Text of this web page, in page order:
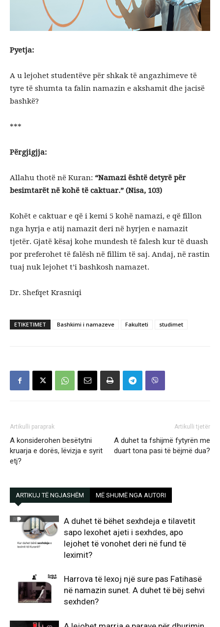
Pyetja:
A u lejohet studentëve për shkak të angazhimeve të
tyre të shumta ta falin namazin e akshamit dhe jacisë
bashkë?
***
Përgjigjja:
Allahu thotë në Kuran: “Namazi është detyrë për
besimtarët në kohë të caktuar.” (Nisa, 103)
Kohët e caktuar e që i kemi 5 kohë namazi, e që fillon
nga hyrja e atij namazit deri në hyrjen e namazit
tjetër. Gjatë kësaj kohe mundesh të falesh kur të duash
por preferohet të falësh në fillim të saj. Andaj, në rastin
tuaj nuk lejohet t’i bashkosh namazet.
Dr. Shefqet Krasniqi
ETIKETIMET Bashkimi i namazeve Fakulteti studimet
Artikulli paraprak
A konsiderohen besëtytni
kruarja e dorës, lëvizja e syrit
etj?
Artikulli tjetër
A duhet ta fshijmë fytyrën me
duart tona pasi të bëjmë dua?
ARTIKUJ TË NGJASHËM MË SHUMË NGA AUTORI
A duhet të bëhet sexhdeja e tilavetit
sapo lexohet ajeti i sexhdes, apo
lejohet të vonohet deri në fund të
leximit?
Harrova të lexoj një sure pas Fatihasë
në namazin sunet. A duhet të bëj sehvi
sexhden?